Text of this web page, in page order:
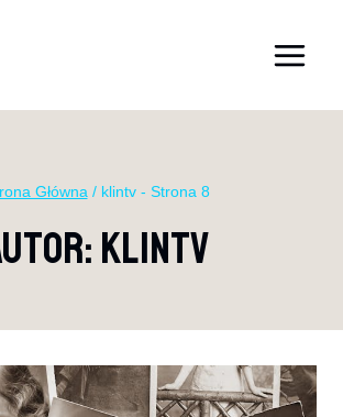
Główna / klintv- Strona 8
Klintv